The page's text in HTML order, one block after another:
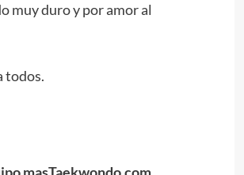
muy duro y por amor al
todos.